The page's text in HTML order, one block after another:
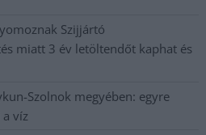
Szijjártó
miatt 3 év letöltendőt kaphat és
Szolnok megyében: egyre
víz